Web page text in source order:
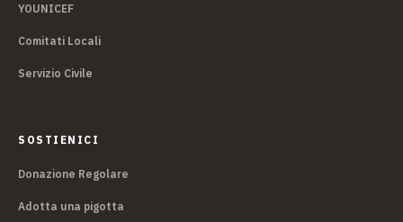
YOUNICEF
Comitati Locali
Servizio Civile
SOSTIENICI
Donazione Regolare
Adotta una pigotta